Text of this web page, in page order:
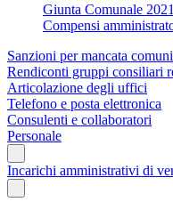
Giunta Comunale
Compensi
Sanzioni per mancata
Rendiconti gruppi consiliari
Articolazione degli uffici
Telefono e posta elettronica
Consulenti e collaboratori
Personale
Incarichi amministrativi di